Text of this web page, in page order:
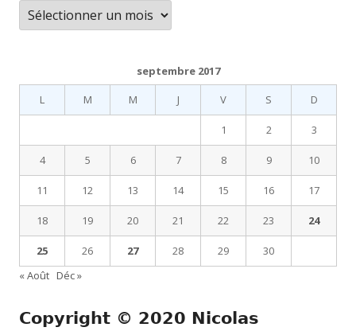
Archives
septembre 2017
L
M M J V S D
1 2 3
4 5 6 7 8 9 10
11 12 13 14 15 16 17
18 19 20 21 22 23 24
25 26 27 28 29
30
« Août Déc »
Copyright © 2020 Nicolas